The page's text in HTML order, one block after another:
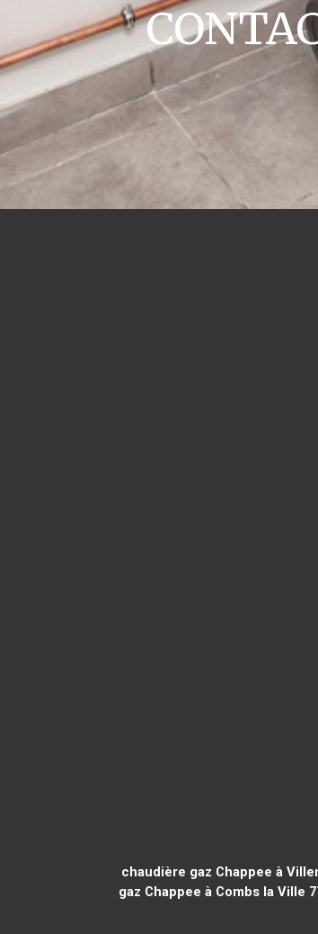
chaudière gaz Chappee à
gaz Chappee à Combs la Ville